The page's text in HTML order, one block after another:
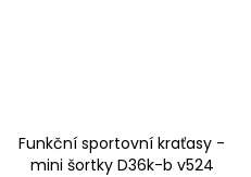
Funkční sportovní kraťasy -
mini šortky D36k-b v524